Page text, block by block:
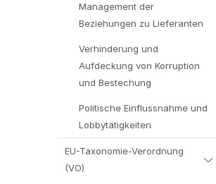
Management der
Beziehungen zu Lieferanten
Verhinderung und
Aufdeckung von Korruption
und Bestechung
Politische Einflussnahme und
Lobbytätigkeiten
EU-Taxonomie-Verordnung
(VO)